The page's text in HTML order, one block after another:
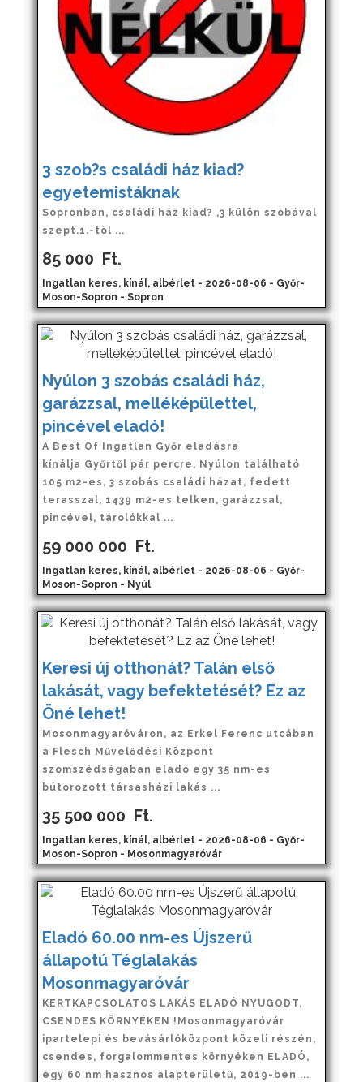
3 szob?s családi ház kiad?
egyetemistáknak
Sopronban, családi ház kiad? ,3 külön szobával
szept.1.-töl ...
85 000 Ft.
Ingatlan keres, kínál, albérlet - 2026-08-06 - Győr-
Moson-Sopron - Sopron
Nyúlon 3 szobás családi ház,
garázzsal, melléképülettel,
pincével eladó!
A Best Of Ingatlan Győr eladásra
kínálja Győrtől pár percre, Nyúlon található
105 m2-es, 3 szobás családi házat, fedett
terasszal, 1439 m2-es telken, garázzsal,
pincével, tárolókkal ...
59 000 000 Ft.
Ingatlan keres, kínál, albérlet - 2026-08-06 - Győr-
Moson-Sopron - Nyúl
Keresi új otthonát? Talán első
lakását, vagy befektetését? Ez az
Öné lehet!
Mosonmagyaróváron, az Erkel Ferenc utcában
a Flesch Művelődési Központ
szomszédságában eladó egy 35 nm-es
bútorozott társasházi lakás ...
35 500 000 Ft.
Ingatlan keres, kínál, albérlet - 2026-08-06 - Győr-
Moson-Sopron - Mosonmagyaróvár
Eladó 60.00 nm-es Újszerű
állapotú Téglalakás
Mosonmagyaróvár
KERTKAPCSOLATOS LAKÁS ELADÓ NYUGODT,
CSENDES KÖRNYÉKEN !Mosonmagyaróvár
ipartelepi és bevásárlóközpont közeli részén,
csendes, forgalommentes környéken ELADÓ,
egy 60 nm hasznos alapterületű, 2019-ben ...